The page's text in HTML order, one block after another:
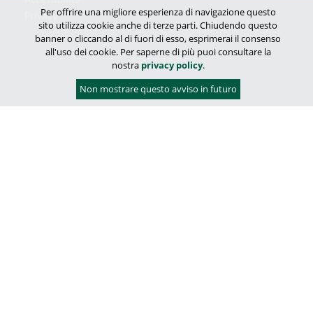
Privacy
Per offrire una migliore esperienza di navigazione questo
sito utilizza cookie anche di terze parti. Chiudendo questo
banner o cliccando al di fuori di esso, esprimerai il consenso
all'uso dei cookie. Per saperne di più puoi consultare la
nostra privacy policy.